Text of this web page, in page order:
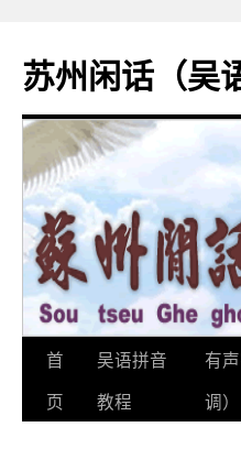
苏州闲话（吴
跳
至
首
页
吴语拼音
教程
有
调）